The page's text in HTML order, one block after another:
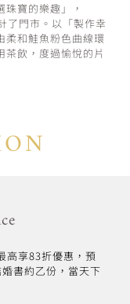
寶的樂趣」，
了門市。以「製作幸
柔和鮭魚粉色曲線環
飲，度過愉悅的片
高享83折優惠，預
書約乙份，當天下